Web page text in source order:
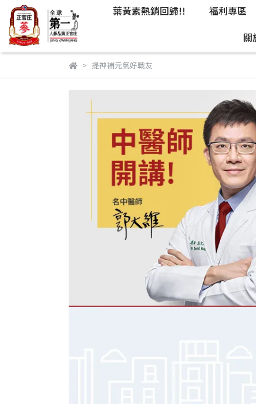
葉黃素熱銷回歸!! 福利專區
關
提神補元氣好戰友